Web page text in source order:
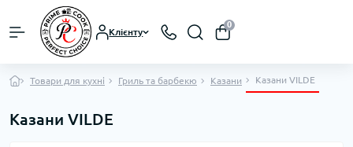
Клієнту
0
Товари для кухні Гриль та барбекю Казани Казани VILDE
Казани VILDE